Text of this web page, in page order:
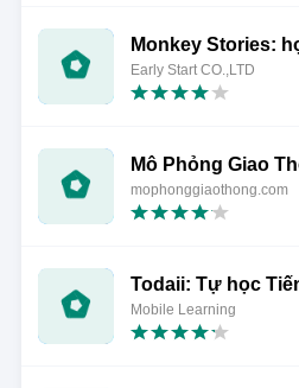
Early Start CO.,LTD
Mô Phỏng Giao
mophonggiaothong.com
Todaii: Tự học
Mobile Learning